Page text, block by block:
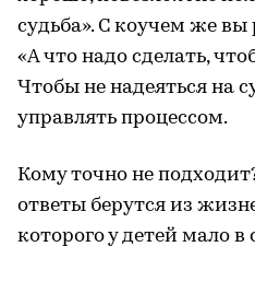
судьба». С коучем же вы
«А что надо сделать,
Чтобы не надеяться на
управлять процессом.
Кому точно не
ответы берутся из
которого у детей мало в